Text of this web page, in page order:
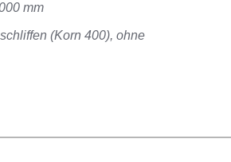
mm
(Korn 400), ohne